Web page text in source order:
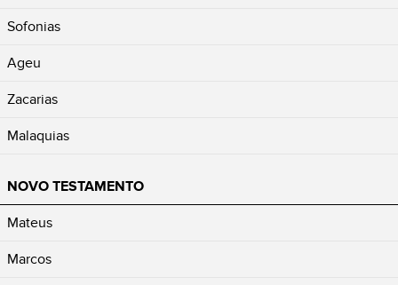
Sofonias
Ageu
Zacarias
Malaquias
NOVO TESTAMENTO
Mateus
Marcos